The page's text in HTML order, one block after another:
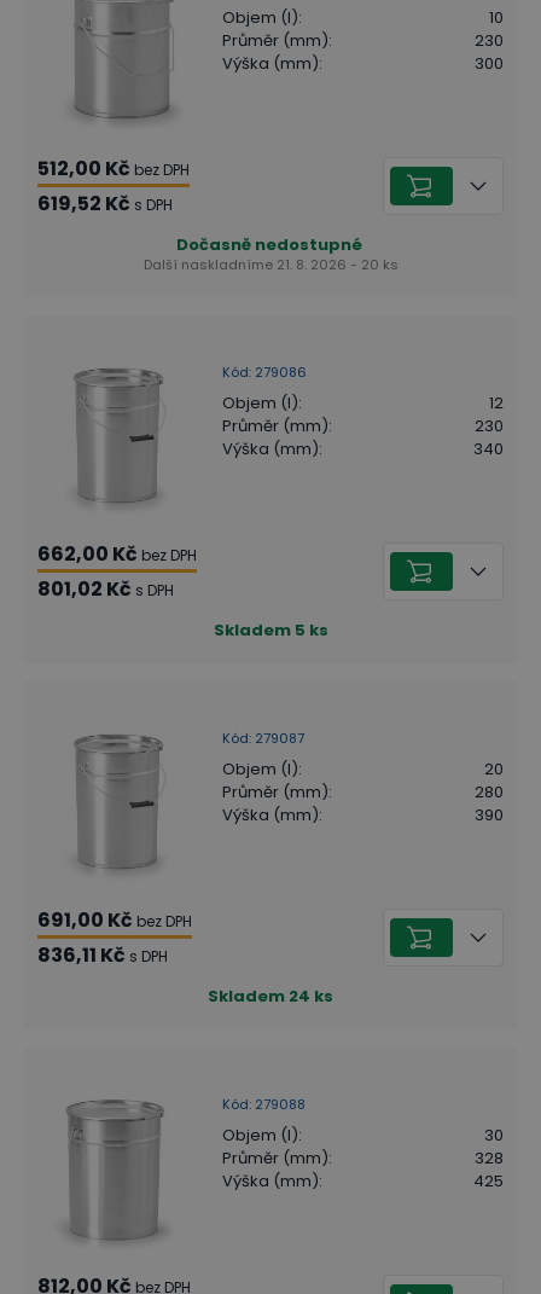
Objem (l):
10
Průměr (mm):
230
Výška (mm): 300
512,00 Kč bez DPH
619,52 Kč s DPH
Dočasně nedostupné
Další naskladníme 21. 8. 2026 - 20 ks
Kód: 279086
Objem (l):
12
Průměr (mm):
230
Výška (mm): 340
662,00 Kč bez DPH
801,02 Kč s DPH
Skladem 5 ks
Kód: 279087
Objem (l):
20
Průměr (mm):
280
Výška (mm): 390
691,00 Kč bez DPH
836,11 Kč s DPH
Skladem 24 ks
Kód: 279088
Objem (l):
30
Průměr (mm):
328
Výška (mm): 425
812,00 Kč bez DPH